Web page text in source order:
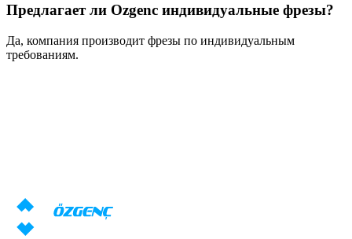
Предлагает ли Ozgenc индивидуальные фрезы?
Да, компания производит фрезы по индивидуальным
требованиям.
Запросить цену Скачать каталог